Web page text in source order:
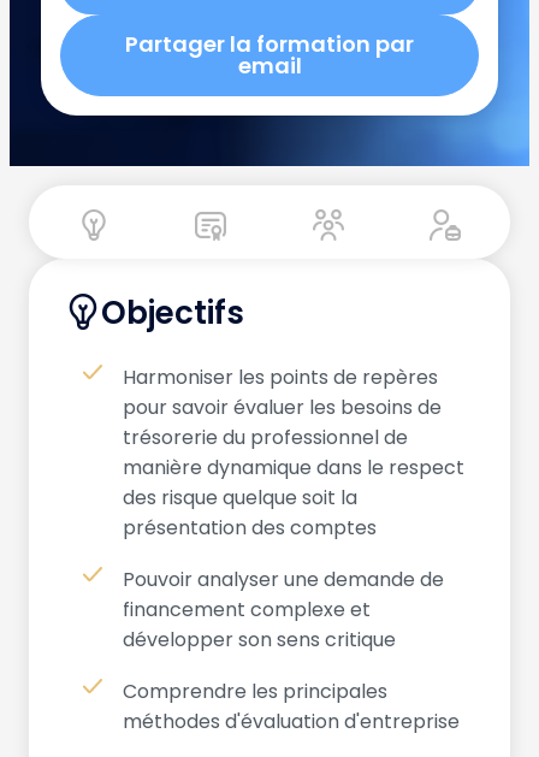
Partager la formation par
email
Objectifs
Harmoniser les points de repères
pour savoir évaluer les besoins de
trésorerie du professionnel de
manière dynamique dans le respect
des risque quelque soit la
présentation des comptes
Pouvoir analyser une demande de
financement complexe et
développer son sens critique
Comprendre les principales
méthodes d'évaluation d'entreprise